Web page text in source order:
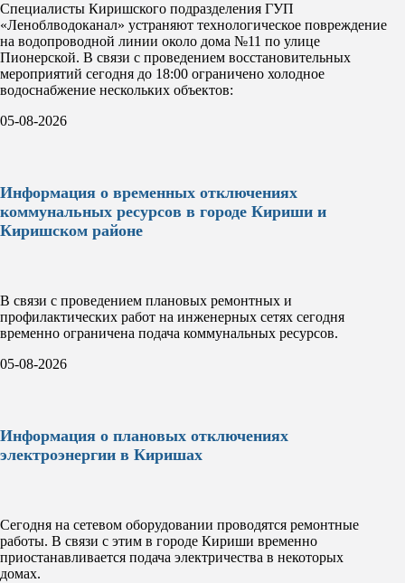
Специалисты Киришского подразделения ГУП
«Леноблводоканал» устраняют технологическое повреждение
на водопроводной линии около дома №11 по улице
Пионерской. В связи с проведением восстановительных
мероприятий сегодня до 18:00 ограничено холодное
водоснабжение нескольких объектов:
05-08-2026
Информация о временных отключениях
коммунальных ресурсов в городе Кириши и
Киришском районе
В связи с проведением плановых ремонтных и
профилактических работ на инженерных сетях сегодня
временно ограничена подача коммунальных ресурсов.
05-08-2026
Информация о плановых отключениях
электроэнергии в Киришах
Сегодня на сетевом оборудовании проводятся ремонтные
работы. В связи с этим в городе Кириши временно
приостанавливается подача электричества в некоторых
домах.